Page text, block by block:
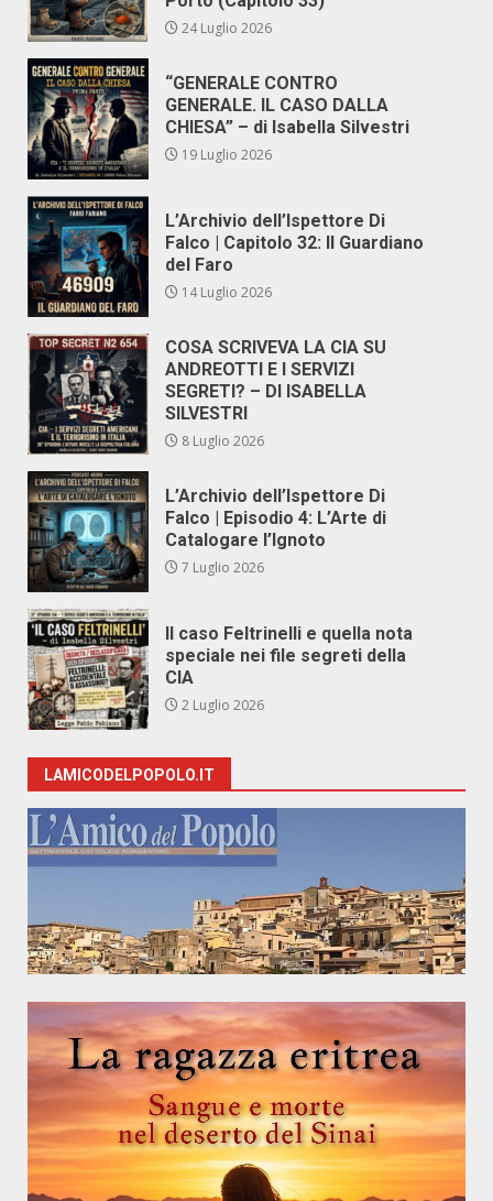
24 Luglio 2026
“GENERALE CONTRO
GENERALE. IL CASO DALLA
CHIESA” – di Isabella Silvestri
19 Luglio 2026
L’Archivio dell’Ispettore Di
Falco | Capitolo 32: Il Guardiano
del Faro
14 Luglio 2026
COSA SCRIVEVA LA CIA SU
ANDREOTTI E I SERVIZI
SEGRETI? – DI ISABELLA
SILVESTRI
8 Luglio 2026
L’Archivio dell’Ispettore Di
Falco | Episodio 4: L’Arte di
Catalogare l’Ignoto
7 Luglio 2026
Il caso Feltrinelli e quella nota
speciale nei file segreti della
CIA
2 Luglio 2026
LAMICODELPOPOLO.IT